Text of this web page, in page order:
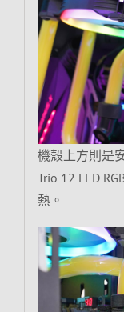
機殼上方則是
Trio 12 LED
熱。